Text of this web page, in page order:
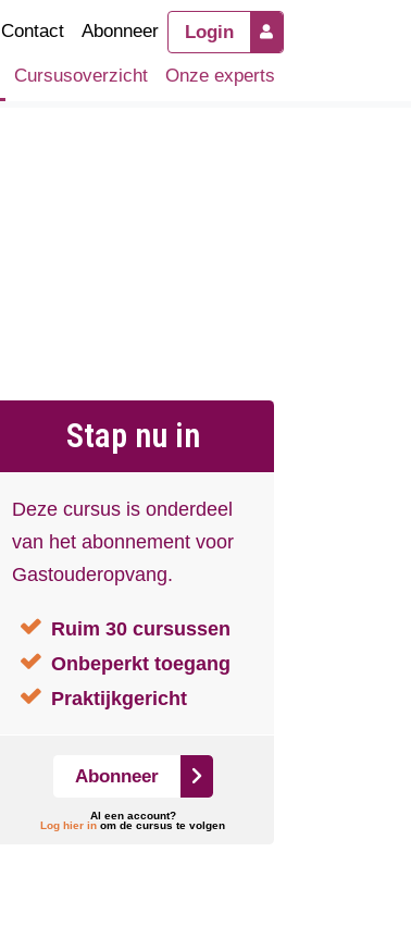
Contact Abonneer Login
Cursusoverzicht Onze experts
Stap nu in
Deze cursus is onderdeel
van het abonnement voor
Gastouderopvang.
Ruim 30 cursussen
Onbeperkt toegang
Praktijkgericht
Abonneer
Al een account?
Log hier in om de cursus te volgen